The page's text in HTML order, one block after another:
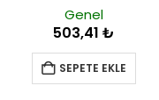
Genel
503,41₺
SEPETE EKLE